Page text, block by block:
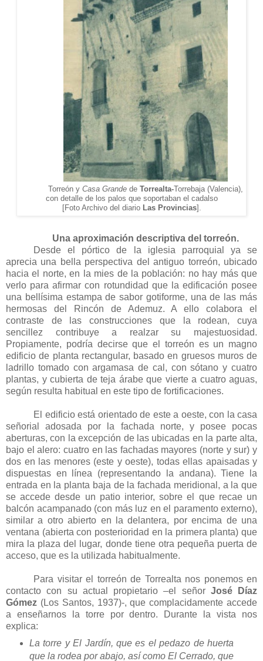
Torreón y Casa Grandede Torrealta-Torrebaja (Valencia),
con detalle de los palos que soportaban el cadalso
[Foto Archivo del diario Las Provincias].
Una aproximación descriptiva del torreón.
Desde el pórtico de la iglesia parroquial ya se
aprecia una bella perspectiva del antiguo torreón, ubicado
hacia el norte, en la mies de la población: no hay más que
verlo para afirmar con rotundidad que la edificación posee
una bellísima estampa de sabor gotiforme, una de las más
hermosas del Rincón de Ademuz. A ello colabora el
contraste de las construcciones que la rodean, cuya
sencillez contribuye a realzar su majestuosidad.
Propiamente, podría decirse que el torreón es un magno
edificio de planta rectangular, basado en gruesos muros de
ladrillo tomado con argamasa de cal, con sótano y cuatro
plantas, y cubierta de teja árabe que vierte a cuatro aguas,
según resulta habitual en este tipo de fortificaciones.
El edificio está orientado de este a oeste, con la casa
señorial adosada por la fachada norte, y posee pocas
aberturas, con la excepción de las ubicadas en la parte alta,
bajo el alero: cuatro en las fachadas mayores (norte y sur) y
dos en las menores (este y oeste), todas ellas apaisadas y
dispuestas en línea (representando la andana). Tiene la
entrada en la planta baja de la fachada meridional, a la que
se accede desde un patio interior, sobre el que recae un
balcón acampanado (con más luz en el paramento externo),
similar a otro abierto en la delantera, por encima de una
ventana (abierta con posterioridad en la primera planta) que
mira la plaza del lugar, donde tiene otra pequeña puerta de
acceso, que es la utilizada habitualmente.
Para visitar el torreón de Torrealta nos ponemos en
contacto con su actual propietario –el señor José Díaz
Gómez (Los Santos, 1937)-, que complacidamente accede
a enseñarnos la torre por dentro. Durante la vista nos
explica:
La torre y El Jardín, que es el pedazo de huerta
que la rodea por abajo, así como El Cerrado, que